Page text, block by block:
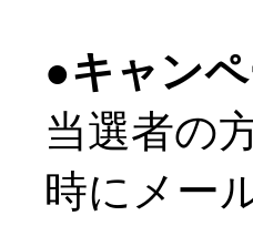
●キャン
当選者の
時にメー